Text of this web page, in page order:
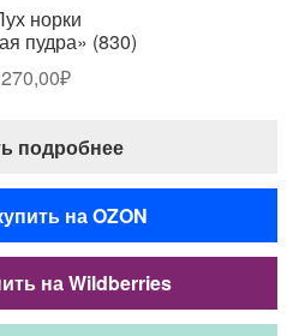
норки
пудра» (830)
270,00₽
подробнее
на OZON
на Wildberries